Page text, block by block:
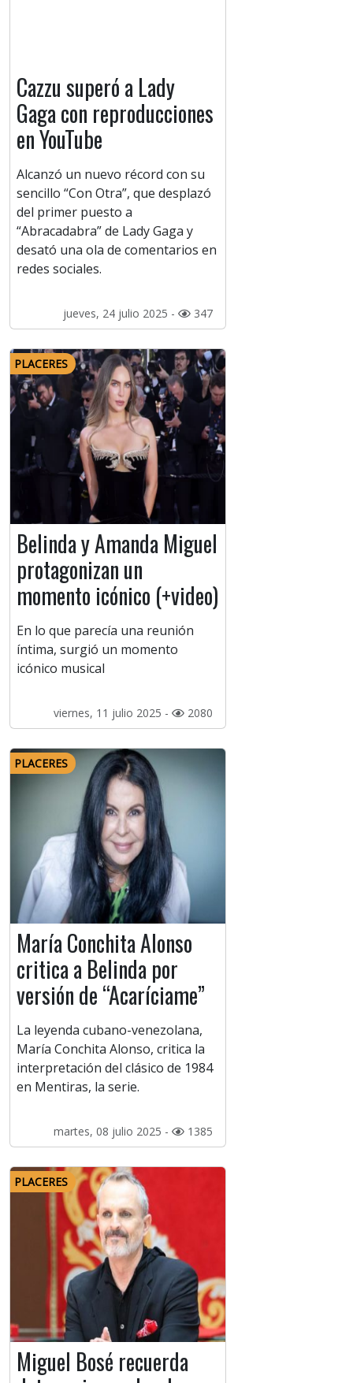
Cazzu superó a Lady
Gaga con reproducciones
en YouTube
Alcanzó un nuevo récord con su
sencillo “Con Otra”, que desplazó
del primer puesto a
“Abracadabra” de Lady Gaga y
desató una ola de comentarios en
redes sociales.
jueves, 24 julio 2025 - 347
PLACERES
Belinda y Amanda Miguel
protagonizan un
momento icónico (+video)
En lo que parecía una reunión
íntima, surgió un momento
icónico musical
viernes, 11 julio 2025 - 2080
PLACERES
María Conchita Alonso
critica a Belinda por
versión de “Acaríciame”
La leyenda cubano-venezolana,
María Conchita Alonso, critica la
interpretación del clásico de 1984
en Mentiras, la serie.
martes, 08 julio 2025 - 1385
PLACERES
Miguel Bosé recuerda